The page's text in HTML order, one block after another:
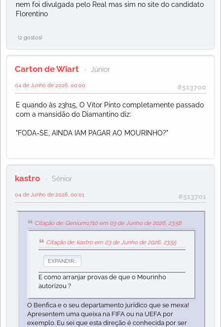
nem foi divulgada pelo Real mas sim no site do candidato
Florentino
(2 gostos)
Carton de Wiart Júnior
#513700
04 de Junho de 2026, 00:00
E quando às 23h15, O Vítor Pinto completamente passado
com a mansidão do Diamantino diz:
"FODA-SE, AINDA IAM PAGAR AO MOURINHO?"
kastro Sénior
#513701
04 de Junho de 2026, 00:01
Citação de: Genium1710 em 03 de Junho de 2026, 23:58
Citação de: kastro em 03 de Junho de 2026, 23:55
EXPANDIR...
E como arranjar provas de que o Mourinho
autorizou ?
O Benfica e o seu departamento jurídico que se mexa!
Apresentem uma queixa na FIFA ou na UEFA por
exemplo. Eu sei que esta direção é conhecida por ser